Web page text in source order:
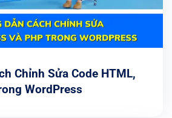
Chỉnh Sửa Code HTML,
WordPress